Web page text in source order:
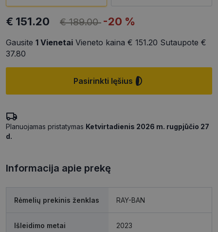
€ 151.20 € 189.00 -20 %
Gausite 1 Vienetai Vieneto kaina € 151.20 Sutaupote €
37.80
Pasirinkti lęšius
Planuojamas pristatymas Ketvirtadienis 2026 m. rugpjūčio 27
d.
Informacija apie prekę
Rėmelių prekinis ženklas RAY-BAN
Išleidimo metai 2023